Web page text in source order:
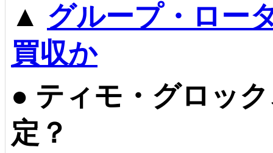
▲ グループ・ロー
買収か
● ティモ・グロッ
定？